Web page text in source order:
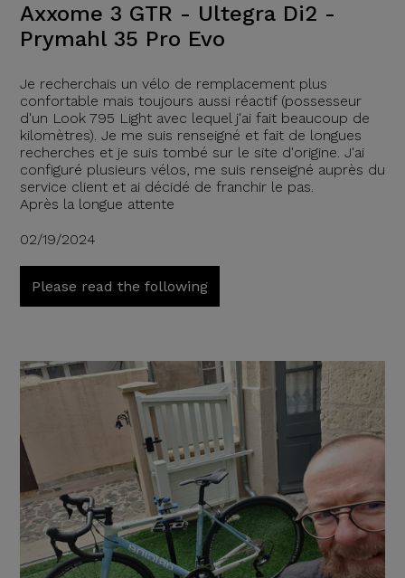
Axxome 3 GTR - Ultegra Di2 -
Prymahl 35 Pro Evo
Je recherchais un vélo de remplacement plus
confortable mais toujours aussi réactif (possesseur
d'un Look 795 Light avec lequel j'ai fait beaucoup de
kilomètres). Je me suis renseigné et fait de longues
recherches et je suis tombé sur le site d'origine. J'ai
configuré plusieurs vélos, me suis renseigné auprès du
service client et ai décidé de franchir le pas.
Après la longue attente
02/19/2024
Please read the following